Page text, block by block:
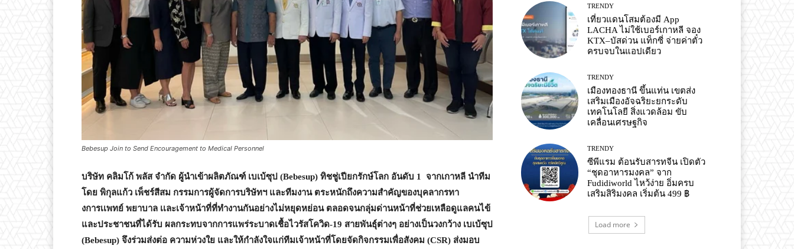
Bebesup Join to Send Encouragement to Medical Personnel
บริษัท คลิมโก้ พลัส จำกัด ผู้นำเข้าผลิตภัณฑ์ เบเบ้ซุป (Bebesup) ทิชชู่เปียกรักษ์โลก อันดับ 1 จากเกาหลี นำทีม
โดย พิกุลแก้ว เพ็ชร์สีสม กรรมการผู้จัดการบริษัทฯ และทีมงาน ตระหนักถึงความสำคัญของบุคลากรทา
งการเเพทย์ พยาบาล เเละเจ้าหน้าที่ที่ทำงานกันอย่างไม่หยุดหย่อน ตลอดจนกลุ่มด่านหน้าที่ช่วยเหลือดูแลคนไข้
และประชาชนที่ได้รับ ผลกระทบจากการแพร่ระบาดเชื้อไวรัสโควิด-19 สายพันธุ์ต่างๆ อย่างเป็นวงกว้าง เบเบ้ซุป
(Bebesup) จึงร่วมส่งต่อ ความห่วงใย และให้กำลังใจแก่ทีมเจ้าหน้าที่โดยจัดกิจกรรมเพื่อสังคม (CSR) ส่งมอบ
TRENDY
เที่ยวแดนโสมต้องมี App
LACHA ไม่ใช้เบอร์เกาหลี จอง
KTX–บัสด่วน แท็กซี่ จ่ายค่าตั๋ว
ครบจบในแอปเดียว
TRENDY
เมืองทองธานี ขึ้นแท่น เขตส่ง
เสริมเมืองอัจฉริยะยกระดับ
เทคโนโลยี สิ่งแวดล้อม ขับ
เคลื่อนเศรษฐกิจ
TRENDY
ซีพีแรม ต้อนรับสารทจีน เปิดตัว
“ชุดอาหารมงคล” จาก
Fudidiworld ไหว้ง่าย อิ่มครบ
เสริมสิริมงคล เริ่มต้น 499 ฿
Load more